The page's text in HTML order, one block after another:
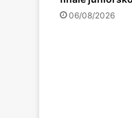
06/08/2026